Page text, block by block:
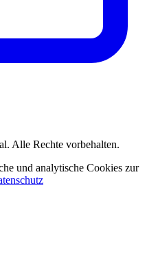
Alle Rechte vorbehalten.
und analytische Cookies zur